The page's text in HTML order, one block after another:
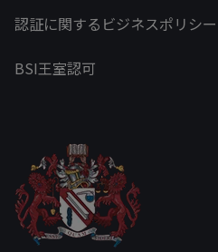
認証に関するビジネスポリシー
BSI王室認可